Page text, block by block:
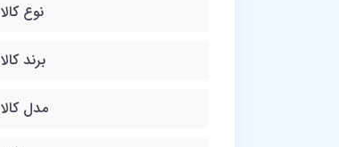
نوع کالا
برند کالا
مدل کالا